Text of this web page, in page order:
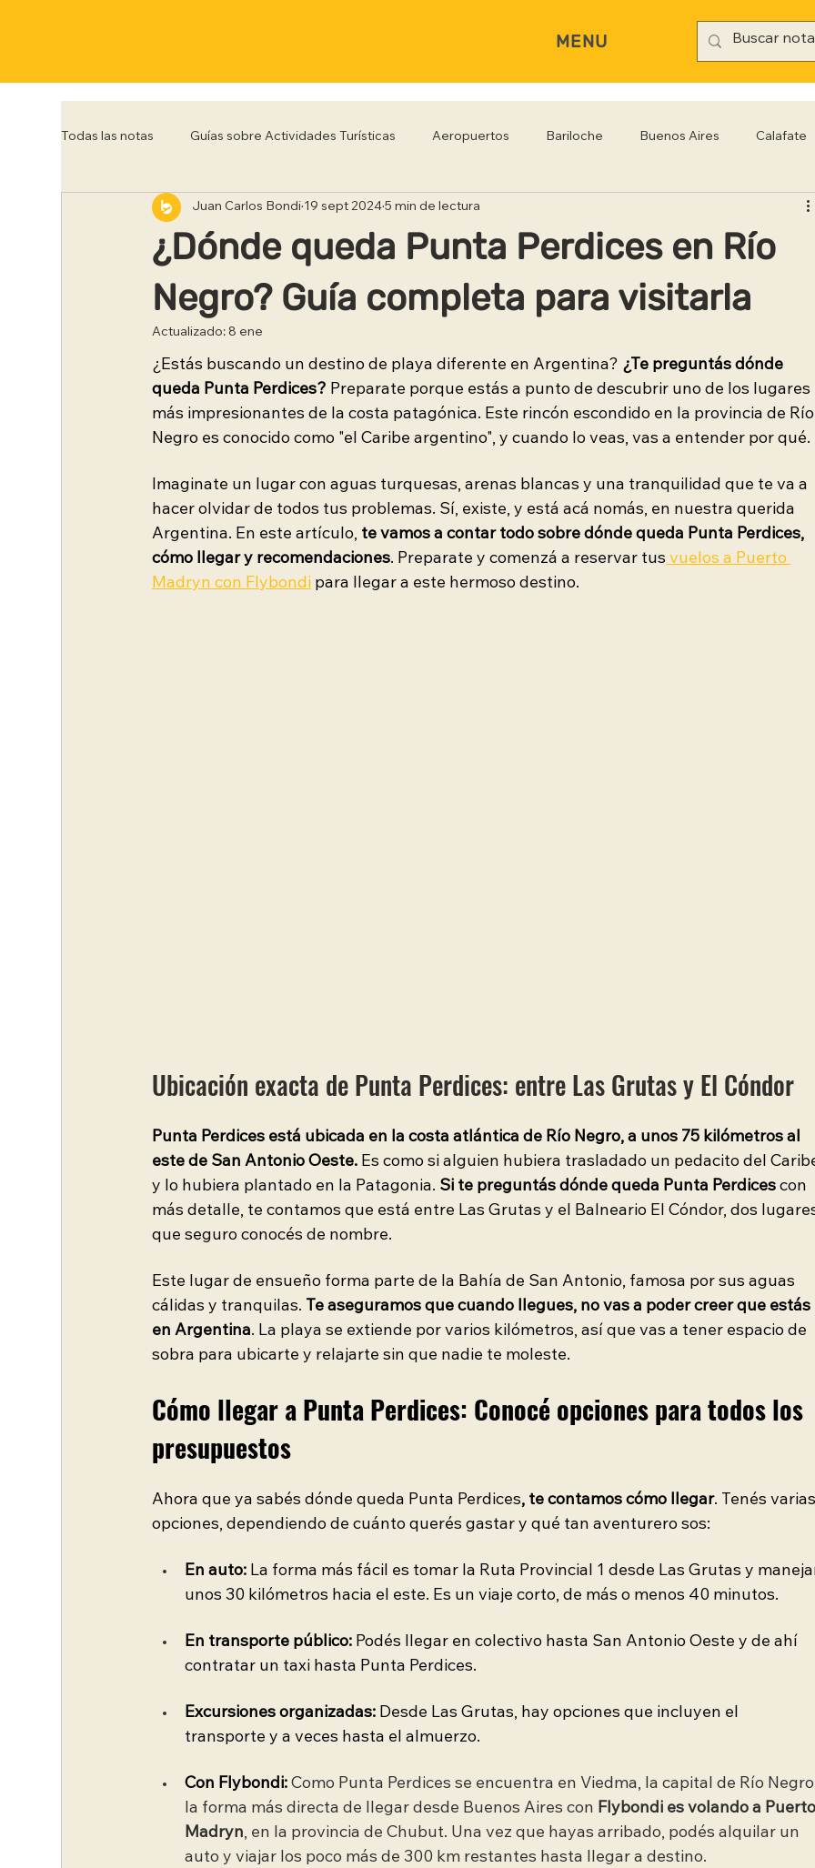
MENU
Todas las notas Guías sobre Actividades Turísticas Aeropuertos Bariloche Buenos Aires Calafate
Corrientes Entre Rios Florianópolis
Punta del Este Río de Janeiro Rio Negro Santa Cruz San Pablo
Tucumán Ushuaia
¿Dónde queda Punta Perdices en Río
Negro? Guía completa para visitarla
Juan Carlos Bondi 19 sept 2024 5 min de lectura
Actualizado: 8 ene
¿Estás buscando un destino de playa diferente en Argentina? ¿Te preguntás dónde
queda Punta Perdices? Preparate porque estás a punto de descubrir uno de los lugares
más impresionantes de la costa patagónica. Este rincón escondido en la provincia de
Negro es conocido como "el Caribe argentino", y cuando lo veas, vas a entender por qué.
Imaginate un lugar con aguas turquesas, arenas blancas y una tranquilidad que te va a
hacer olvidar de todos tus problemas. Sí, existe, y está acá nomás, en nuestra querida
Argentina. En este artículo, te vamos a contar todo sobre dónde queda Punta Perdices,
cómo llegar y recomendaciones. Preparate y comenzá a reservar tus vuelos a Puerto
Madryn con Flybondi para llegar a este hermoso destino.
Ubicación exacta de Punta Perdices: entre Las Grutas y El Cóndor
Punta Perdices está ubicada en la costa atlántica de Río Negro, a unos 75 kilómetros al
este de San Antonio Oeste. Es como si alguien hubiera trasladado un pedacito del
y lo hubiera plantado en la Patagonia. Si te preguntás dónde queda Punta Perdices con
más detalle, te contamos que está entre Las Grutas y el Balneario El Cóndor, dos
que seguro conocés de nombre.
Este lugar de ensueño forma parte de la Bahía de San Antonio, famosa por sus aguas
cálidas y tranquilas. Te aseguramos que cuando llegues, no vas a poder creer que estás
en Argentina. La playa se extiende por varios kilómetros, así que vas a tener espacio de
sobra para ubicarte y relajarte sin que nadie te moleste.
Cómo llegar a Punta Perdices: Conocé opciones para todos los
presupuestos
Ahora que ya sabés dónde queda Punta Perdices, te contamos cómo llegar. Tenés
opciones, dependiendo de cuánto querés gastar y qué tan aventurero sos:
En auto: La forma más fácil es tomar la Ruta Provincial 1 desde Las Grutas y
unos 30 kilómetros hacia el este. Es un viaje corto, de más o menos 40 minutos.
En transporte público: Podés llegar en colectivo hasta San Antonio Oeste y de ahí
contratar un taxi hasta Punta Perdices.
Excursiones organizadas: Desde Las Grutas, hay opciones que incluyen el
transporte y a veces hasta el almuerzo.
Con Flybondi: Como Punta Perdices se encuentra en Viedma, la capital de Río
la forma más directa de llegar desde Buenos Aires con Flybondi es volando a
Madryn, en la provincia de Chubut. Una vez que hayas arribado, podés alquilar un
auto y viajar los poco más de 300 km restantes hasta llegar a destino.